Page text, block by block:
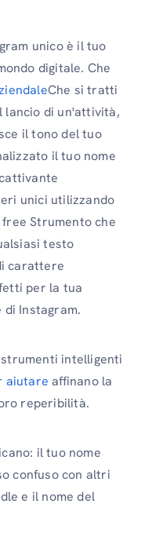
unico è il tuo
digitale. Che
Che si tratti
lancio di un'attività,
il tono del tuo
il tuo nome
unici utilizzando
free Strumento che
testo
carattere
per la tua
Instagram.
intelligenti
aiutareaffinano la
reperibilità.
il tuo nome
confuso con altri
e il nome del